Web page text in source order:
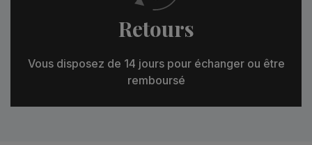
Retours
Vous disposez de 14 jours pour échanger ou être
remboursé